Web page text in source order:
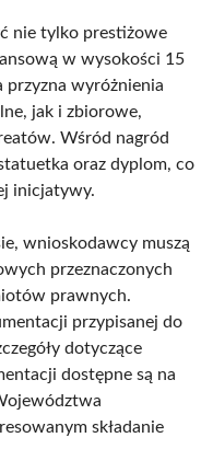
nie tylko prestiżowe
w wysokości 15
przyzna wyróżnienia
jak i zbiorowe,
Wśród nagród
oraz dyplom, co
inicjatywy.
wnioskodawcy muszą
przeznaczonych
prawnych.
przypisanej do
dotyczące
dostępne są na
składanie